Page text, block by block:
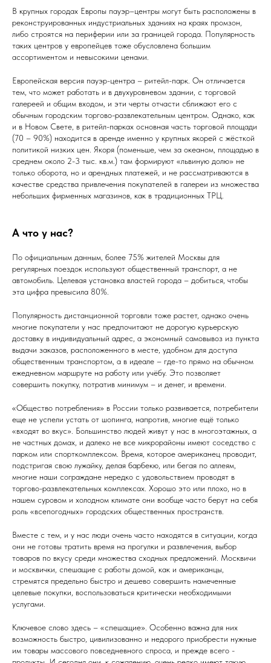
В крупных городах Европы пауэр–центры могут быть расположены в
реконструированных индустриальных зданиях на краях промзон,
либо строятся на периферии или за границей города. Популярность
таких центров у европейцев тоже обусловлена большим
ассортиментом и невысокими ценами.
Европейская версия пауэр-центра – ритейл-парк. Он отличается
тем, что может работать и в двухуровневом здании, с торговой
галереей и общим входом, и эти черты отчасти сближают его с
обычным городским торгово-развлекательным центром. Однако, как
и в Новом Свете, в ритейл-парках основная часть торговой площади
(70 – 90%) находится в аренде именно у крупных якорей с жёсткой
политикой низких цен. Якоря (поменьше, чем за океаном, площадью в
среднем около 2-3 тыс. кв.м.) там формируют «львиную долю» не
только оборота, но и арендных платежей, и не рассматриваются в
качестве средства привлечения покупателей в галереи из множества
небольших фирменных магазинов, как в традиционных ТРЦ.
А что у нас?
По официальным данным, более 75% жителей Москвы для
регулярных поездок используют общественный транспорт, а не
автомобиль. Целевая установка властей города – добиться, чтобы
эта цифра превысила 80%.
Популярность дистанционной торговли тоже растет, однако очень
многие покупатели у нас предпочитают не дорогую курьерскую
доставку в индивидуальный адрес, а экономный самовывоз из пункта
выдачи заказов, расположенного в месте, удобном для доступа
общественным транспортом, а в идеале – где-то прямо на обычном
ежедневном маршруте на работу или учёбу. Это позволяет
совершить покупку, потратив минимум – и денег, и времени.
«Общество потребления» в России только развивается, потребители
еще не успели устать от шопинга, напротив, многие ещё только
«входят во вкус». Большинство людей живут у нас в многоэтажных, а
не частных домах, и далеко не все микрорайоны имеют соседство с
парком или спорткомплексом. Время, которое американец проводит,
подстригая свою лужайку, делая барбекю, или бегая по аллеям,
многие наши сограждане нередко с удовольствием проводят в
торгово-развлекательных комплексах. Хорошо это или плохо, но в
нашем суровом и холодном климате они вообще часто берут на себя
роль «всепогодных» городских общественных пространств.
Вместе с тем, и у нас люди очень часто находятся в ситуации, когда
они не готовы тратить время на прогулки и развлечения, выбор
товаров по вкусу среди множества сходных предложений. Москвичи
и москвички, спешащие с работы домой, как и американцы,
стремятся предельно быстро и дешево совершить намеченные
целевые покупки, воспользоваться критически необходимыми
услугами.
Ключевое слово здесь – «спешащие». Особенно важна для них
возможность быстро, цивилизованно и недорого приобрести нужные
им товары массового повседневного спроса, и прежде всего -